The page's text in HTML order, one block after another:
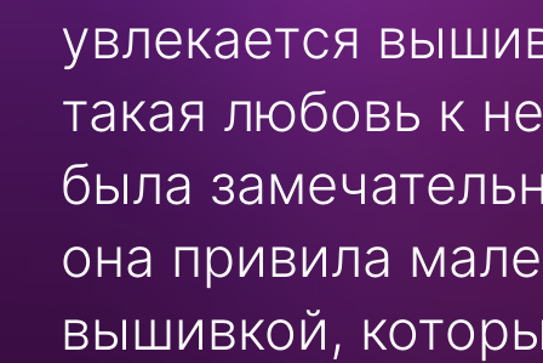
увлекается
такая любовь к
была
она привила
вышивкой,